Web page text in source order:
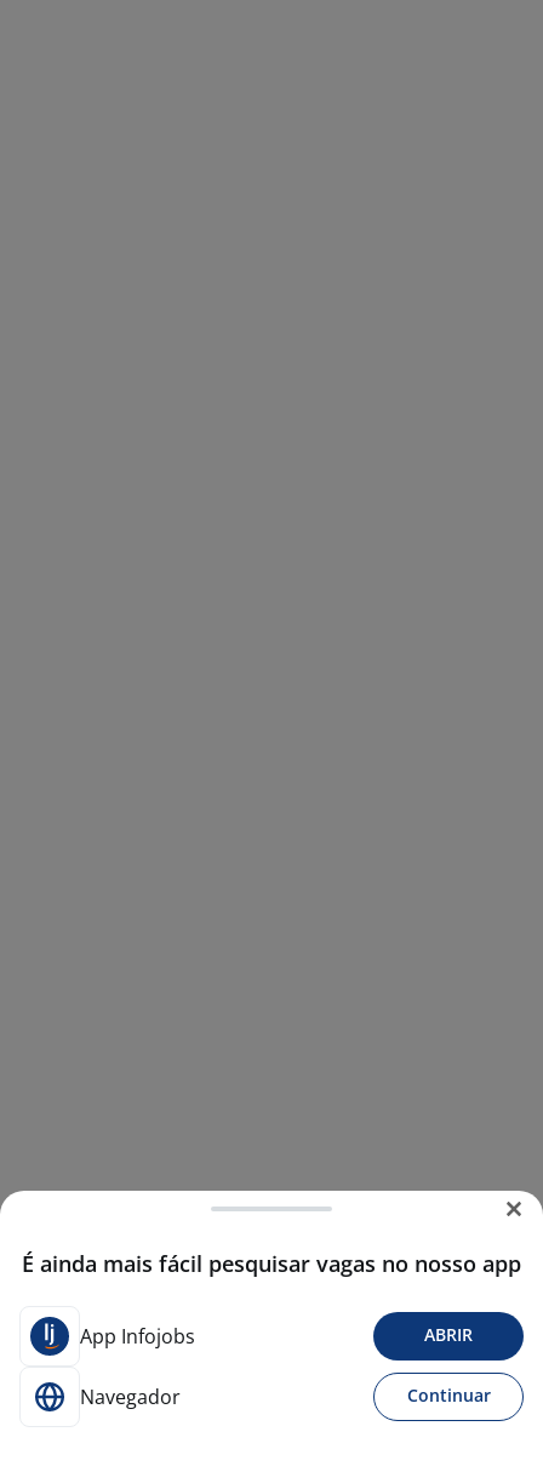
É ainda mais fácil pesquisar vagas no nosso app
App Infojobs ABRIR
Navegador Continuar